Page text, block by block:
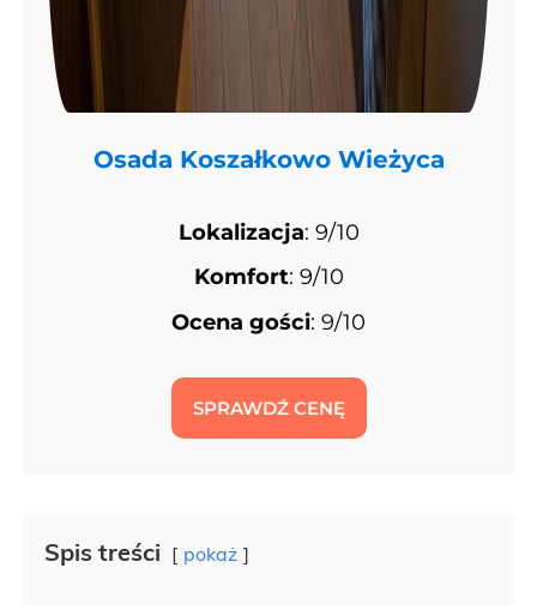
Osada Koszałkowo Wieżyca
Lokalizacja: 9/10
Komfort: 9/10
Ocena gości: 9/10
SPRAWDŹ CENĘ
Spis treści pokaż